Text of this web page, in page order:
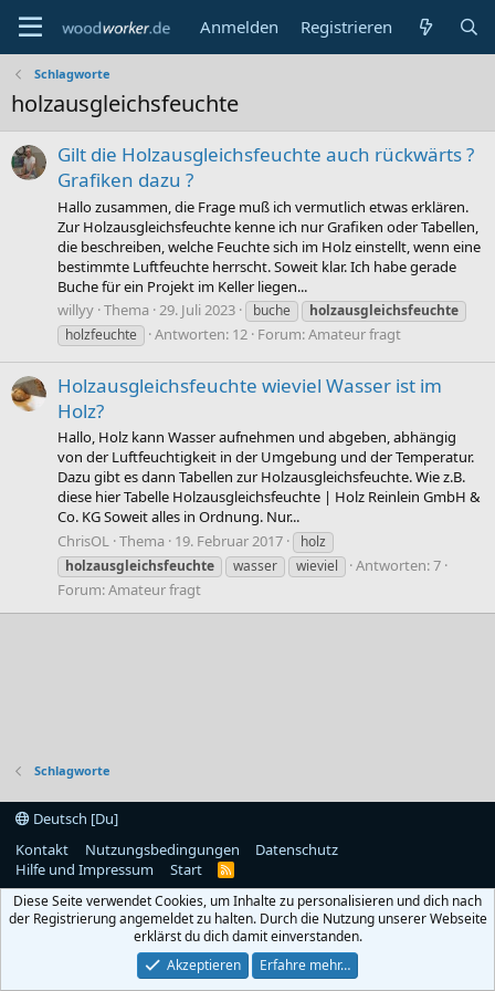
Anmelden Registrieren
Schlagworte
holzausgleichsfeuchte
Gilt die Holzausgleichsfeuchte auch rückwärts ?
Grafiken dazu ?
Hallo zusammen, die Frage muß ich vermutlich etwas erklären.
Zur Holzausgleichsfeuchte kenne ich nur Grafiken oder Tabellen,
die beschreiben, welche Feuchte sich im Holz einstellt, wenn eine
bestimmte Luftfeuchte herrscht. Soweit klar. Ich habe gerade
Buche für ein Projekt im Keller liegen...
willyy Thema 29. Juli 2023 buche
holzausgleichsfeuchte
holzfeuchte
Antworten: 12 Forum:Amateur fragt
Holzausgleichsfeuchte wieviel Wasser ist im
Holz?
Hallo, Holz kann Wasser aufnehmen und abgeben, abhängig
von der Luftfeuchtigkeit in der Umgebung und der Temperatur.
Dazu gibt es dann Tabellen zur Holzausgleichsfeuchte. Wie z.B.
diese hier Tabelle Holzausgleichsfeuchte | Holz Reinlein GmbH &
Co. KG Soweit alles in Ordnung. Nur...
ChrisOL Thema 19. Februar 2017
holz
holzausgleichsfeuchte
wasser wieviel
Antworten: 7
Forum:Amateur fragt
Schlagworte
Deutsch [Du]
Kontakt
Nutzungsbedingungen
Datenschutz
Hilfe und Impressum
Start
R
S
Diese Seite verwendet Cookies, um Inhalte zu personalisieren und dich nach
der Registrierung angemeldet zu halten. Durch die Nutzung unserer Webseite
erklärst du dich damit einverstanden.
Akzeptieren
Erfahre mehr…